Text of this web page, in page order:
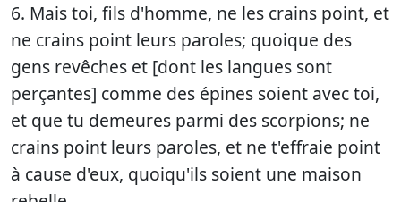
6. Mais toi, fils d'homme, ne les crains point, et
ne crains point leurs paroles; quoique des
gens revêches et [dont les langues sont
perçantes] comme des épines soient avec toi,
et que tu demeures parmi des scorpions; ne
crains point leurs paroles, et ne t'effraie point
à cause d'eux, quoiqu'ils soient une maison